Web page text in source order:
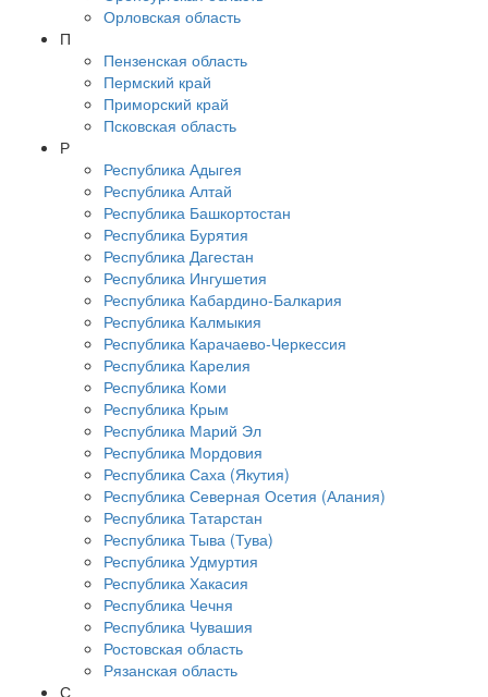
Орловская область
П
Пензенская область
Пермский край
Приморский край
Псковская область
Р
Республика Адыгея
Республика Алтай
Республика Башкортостан
Республика Бурятия
Республика Дагестан
Республика Ингушетия
Республика Кабардино-Балкария
Республика Калмыкия
Республика Карачаево-Черкессия
Республика Карелия
Республика Коми
Республика Крым
Республика Марий Эл
Республика Мордовия
Республика Саха (Якутия)
Республика Северная Осетия (Алания)
Республика Татарстан
Республика Тыва (Тува)
Республика Удмуртия
Республика Хакасия
Республика Чечня
Республика Чувашия
Ростовская область
Рязанская область
С